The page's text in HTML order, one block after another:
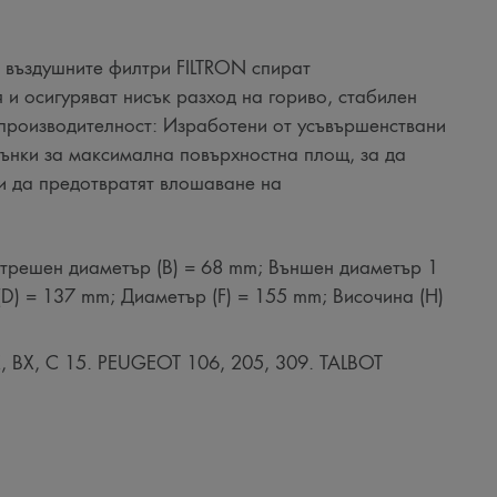
филтри FILTRON спират
осигуряват нисък разход на гориво, стабилен
Изработени от усъвършенствани
за максимална повърхностна площ, за да
да предотвратят влошаване на
диаметър (B) = 68 mm; Външен диаметър 1
= 137 mm; Диаметър (F) = 155 mm; Височина (H)
C 15. PEUGEOT 106, 205, 309. TALBOT